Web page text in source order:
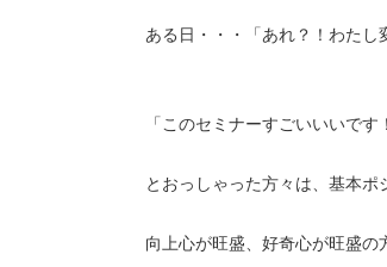
ある日・・・「あれ？！わたし
「このセミナーすごいいいです
とおっしゃった方々は、基本ポ
向上心が旺盛、好奇心が旺盛の